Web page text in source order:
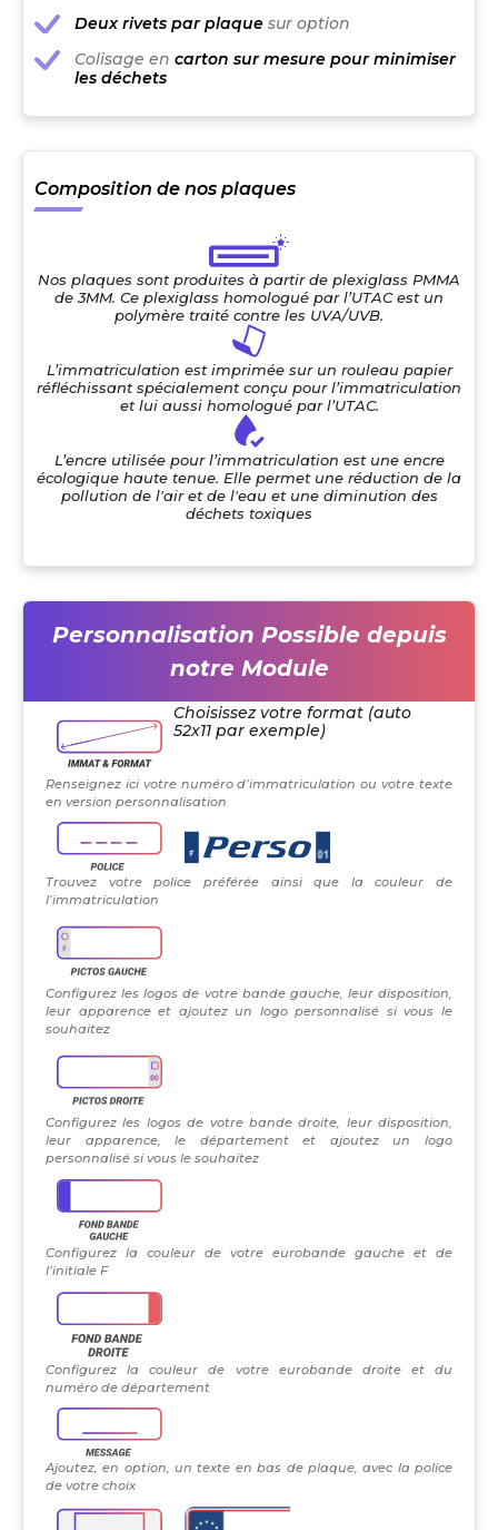
Deux rivets par plaque sur option
Colisage en carton sur mesure pour minimiser
les déchets
Composition de nos plaques
Nos plaques sont produites à partir de plexiglass PMMA
de 3MM. Ce plexiglass homologué par l’UTAC est un
polymère traité contre les UVA/UVB.
L’immatriculation est imprimée sur un rouleau papier
réfléchissant spécialement conçu pour l’immatriculation
et lui aussi homologué par l’UTAC.
L’encre utilisée pour l’immatriculation est une encre
écologique haute tenue. Elle permet une réduction de la
pollution de l'air et de l'eau et une diminution des
déchets toxiques
Personnalisation Possible depuis
notre Module
Choisissez votre format (auto
52x11 par exemple)
Renseignez ici votre numéro d’immatriculation ou votre texte
en version personnalisation
Trouvez votre police préférée ainsi que la couleur de
l’immatriculation
Configurez les logos de votre bande gauche, leur disposition,
leur apparence et ajoutez un logo personnalisé si vous le
souhaitez
Configurez les logos de votre bande droite, leur disposition,
leur apparence, le département et ajoutez un logo
personnalisé si vous le souhaitez
Configurez la couleur de votre eurobande gauche et de
l’initiale F
Configurez la couleur de votre eurobande droite et du
numéro de département
Ajoutez, en option, un texte en bas de plaque, avec la police
de votre choix